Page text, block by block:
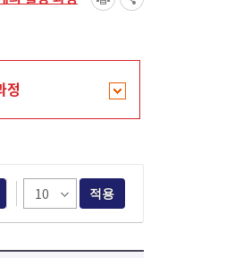
정
적용